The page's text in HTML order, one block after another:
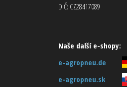
DIČ: CZ28417089
Naše další e-shopy:
e-agropneu.de
e-agropneu.sk